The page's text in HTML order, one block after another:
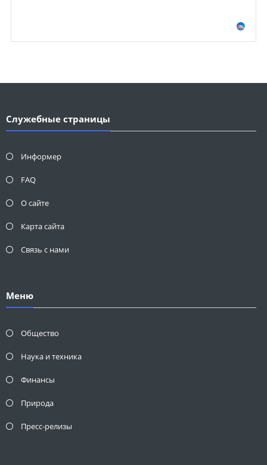
Служебные страницы
Информер
FAQ
О сайте
Карта сайта
Связь с нами
Меню
Общество
Наука и техника
Финансы
Природа
Пресс-релизы